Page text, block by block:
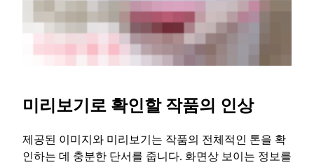
미리보기로 확인할 작품의 인상
제공된 이미지와 미리보기는 작품의 전체적인 톤을 확
인하는 데 충분한 단서를 줍니다. 화면상 보이는 정보를